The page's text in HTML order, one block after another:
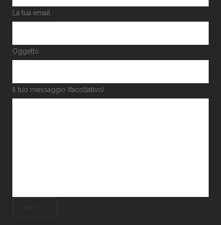
La tua email
Oggetto
Il tuo messaggio (facoltativo)